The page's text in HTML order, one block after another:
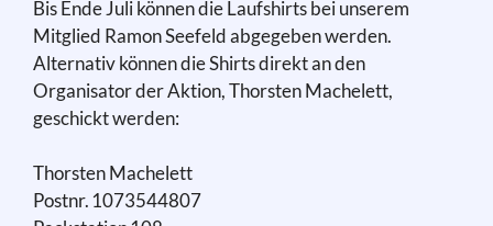
Bis Ende Juli können die Laufshirts bei unserem
Mitglied Ramon Seefeld abgegeben werden.
Alternativ können die Shirts direkt an den
Organisator der Aktion, Thorsten Machelett,
geschickt werden:
Thorsten Machelett
Postnr. 1073544807